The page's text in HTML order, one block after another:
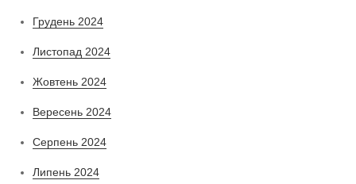
Грудень 2024
Листопад 2024
Жовтень 2024
Вересень 2024
Серпень 2024
Липень 2024